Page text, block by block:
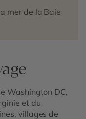
mer de la Baie
Washington DC,
et du
villages de